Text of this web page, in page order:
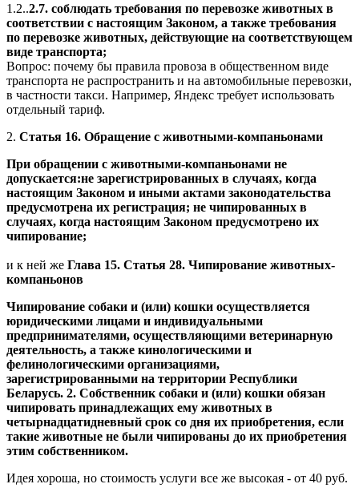
1.2..2.7. соблюдать требования по перевозке животных в
соответствии с настоящим Законом, а также требования
по перевозке животных, действующие на соответствующем
виде транспорта;
Вопрос: почему бы правила провоза в общественном виде
транспорта не распространить и на автомобильные перевозки,
в частности такси. Например, Яндекс требует использовать
отдельный тариф.
2. Статья 16. Обращение с животными-компаньонами
При обращении с животными-компаньонами не
допускается:не зарегистрированных в случаях, когда
настоящим Законом и иными актами законодательства
предусмотрена их регистрация; не чипированных в
случаях, когда настоящим Законом предусмотрено их
чипирование;
и к ней же Глава 15. Статья 28. Чипирование животных-
компаньонов
Чипирование собаки и (или) кошки осуществляется
юридическими лицами и индивидуальными
предпринимателями, осуществляющими ветеринарную
деятельность, а также кинологическими и
фелинологическими организациями,
зарегистрированными на территории Республики
Беларусь. 2. Собственник собаки и (или) кошки обязан
чипировать принадлежащих ему животных в
четырнадцатидневный срок со дня их приобретения, если
такие животные не были чипированы до их приобретения
этим собственником.
Идея хороша, но стоимость услуги все же высокая - от 40 руб.